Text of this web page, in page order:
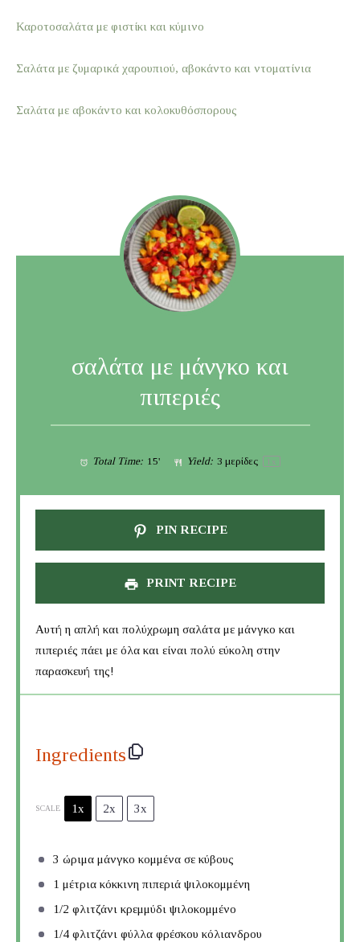
Καροτοσαλάτα με φιστίκι και κύμινο
Σαλάτα με ζυμαρικά χαρουπιού, αβοκάντο και ντοματίνια
Σαλάτα με αβοκάντο και κολοκυθόσπορους
σαλάτα με μάνγκο και
πιπεριές
Total Time: 15' Yield: 3 μερίδες 1 x
PIN RECIPE
PRINT RECIPE
Αυτή η απλή και πολύχρωμη σαλάτα με μάνγκο και
πιπεριές πάει με όλα και είναι πολύ εύκολη στην
παρασκευή της!
Ingredients
SCALE 1x 2x 3x
3 ώριμα μάνγκο κομμένα σε κύβους
1 μέτρια κόκκινη πιπεριά ψιλοκομμένη
1/2 φλιτζάνι κρεμμύδι ψιλοκομμένο
1/4 φλιτζάνι φύλλα φρέσκου κόλιανδρου